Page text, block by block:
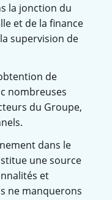
la jonction du
et de la finance
supervision de
de
nombreuses
du Groupe,
dans le
une source
et
ne manquerons